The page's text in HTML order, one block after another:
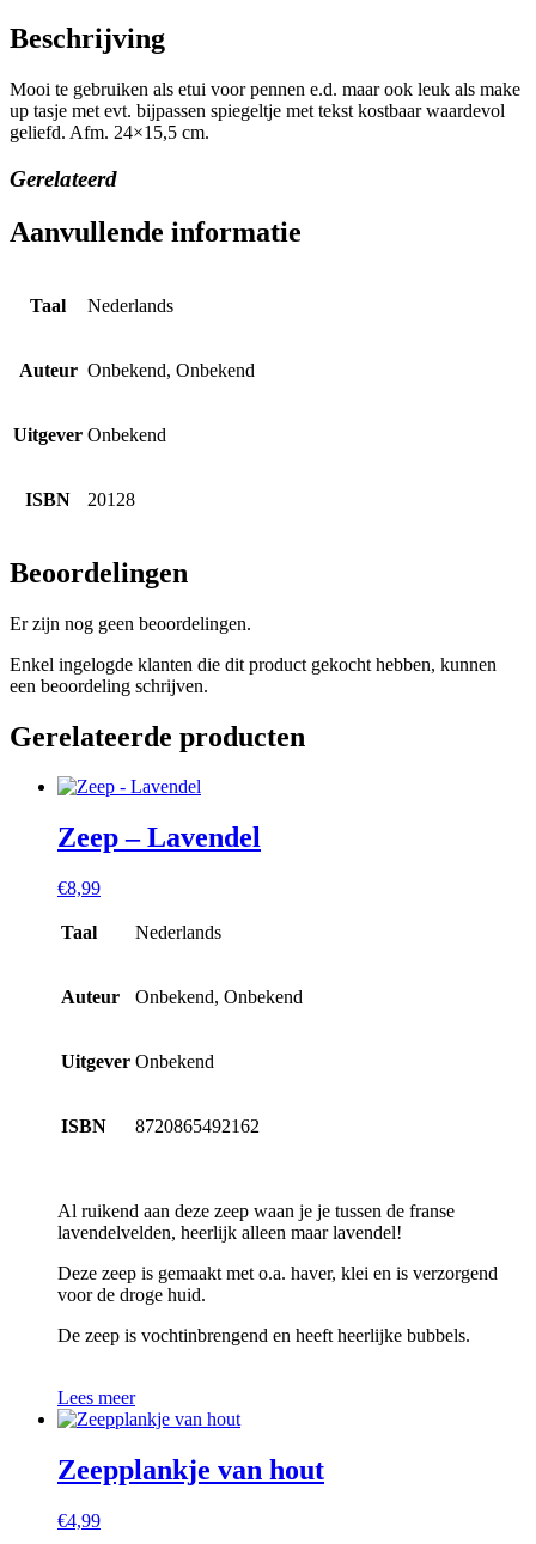
Beschrijving
Mooi te gebruiken als etui voor pennen e.d. maar ook leuk als make
up tasje met evt. bijpassen spiegeltje met tekst kostbaar waardevol
geliefd. Afm. 24×15,5 cm.
Gerelateerd
Aanvullende informatie
Taal Nederlands
Auteur Onbekend, Onbekend
Uitgever Onbekend
ISBN 20128
Beoordelingen
Er zijn nog geen beoordelingen.
Enkel ingelogde klanten die dit product gekocht hebben, kunnen
een beoordeling schrijven.
Gerelateerde producten
Zeep – Lavendel
€8,99
Taal Nederlands
Auteur Onbekend, Onbekend
Uitgever Onbekend
ISBN 8720865492162
Al ruikend aan deze zeep waan je je tussen de franse
lavendelvelden, heerlijk alleen maar lavendel!
Deze zeep is gemaakt met o.a. haver, klei en is verzorgend
voor de droge huid.
De zeep is vochtinbrengend en heeft heerlijke bubbels.
Lees meer
Zeepplankje van hout
€4,99